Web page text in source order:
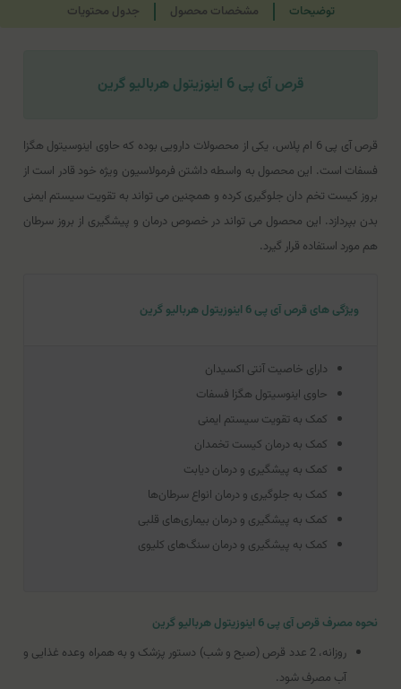
توضیحات مشخصات محصول جدول محتویات
قرص آی پی 6 اینوزیتول هربالیو گرین
قرص آی پی 6 ام پلاس، یکی از محصولات دارویی بوده که حاوی اینوسیتول هگزا
فسفات است. این محصول به واسطه داشتن فرمولاسیون ویژه خود قادر است از
بروز کیست تخم دان جلوگیری کرده و همچنین می تواند به تقویت سیستم ایمنی
بدن بپردازد. این محصول می تواند در خصوص درمان و پیشگیری از بروز سرطان
هم مورد استفاده قرار گیرد.
ویژگی های قرص آی پی 6 اینوزیتول هربالیو گرین
دارای خاصیت آنتی اکسیدان
حاوی اینوسیتول هگزا فسفات
کمک به تقویت سیستم ایمنی
کمک به درمان کیست تخمدان
کمک به پیشگیری و درمان دیابت
کمک به جلوگیری و درمان انواع سرطان‌ها
کمک به پیشگیری و درمان بیماری‌های قلبی
کمک به پیشگیری و درمان سنگ‌های کلیوی
نحوه مصرف قرص آی پی 6 اینوزیتول هربالیو گرین
روزانه، 2 عدد قرص (صبح و شب) دستور پزشک و به همراه وعده غذایی و
آب مصرف شود.